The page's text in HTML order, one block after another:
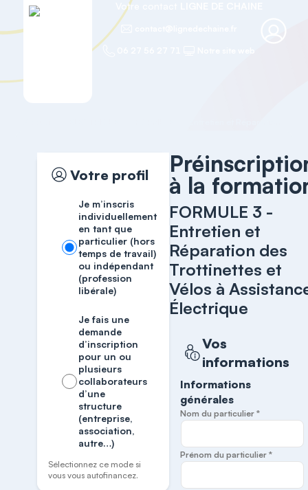
Votre contact
Votre profil
Je m’inscris
individuellement
en tant que
particulier (hors
temps de travail)
ou indépendant
(profession
libérale)
Je fais une
demande
d’inscription
pour un ou
plusieurs
collaborateurs
d’une
structure
(entreprise,
association,
autre…)
Sélectionnez ce mode si
vous vous autofinancez.
à la
FORMULE 3 -
Entretien et
Réparation des
Trottinettes et
Vélos à
Électrique
Vos
informations
Informations
générales
Nom du particulier *
Prénom du particulier *